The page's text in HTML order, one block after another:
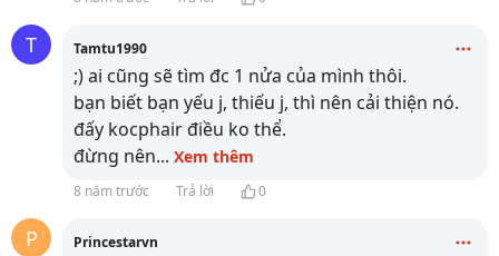
T Tamtu1990
;) ai cũng sẽ tìm đc 1 nửa của mình thôi.
bạn biết bạn yếu j, thiếu j, thì nên cải thiện nó.
đấy kocphair điều ko thể.
đừng nên... Xem thêm
8 năm trước Trả lời 0
P Princestarvn